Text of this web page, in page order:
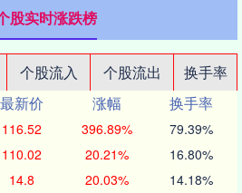
股实时涨跌榜
个股流入 个股流出
换手率
最新价 涨幅
换手率
116.52 396.89% 79.39%
110.02 20.21% 16.80%
14.8 20.03% 14.18%